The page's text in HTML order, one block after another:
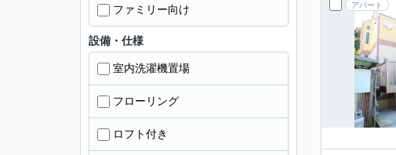
アパート
ファミリー向け
設備・仕様
室内洗濯機置場
フローリング
ロフト付き